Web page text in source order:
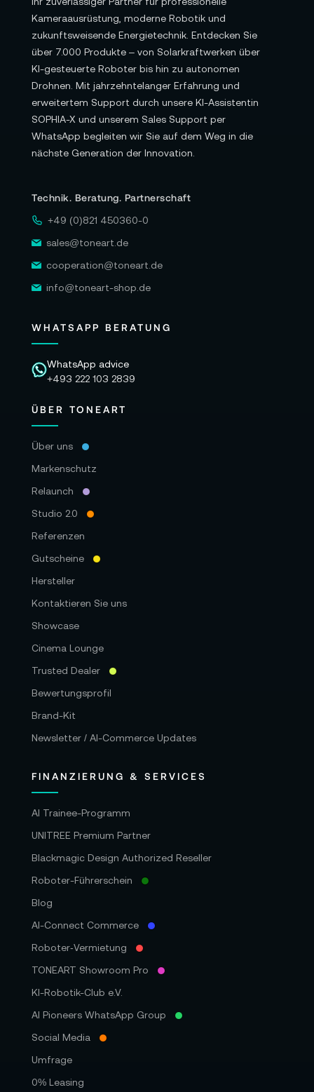
Kameraausrüstung, moderne Robotik und
zukunftsweisende Energietechnik. Entdecken Sie
über 7.000 Produkte – von Solarkraftwerken über
KI-gesteuerte Roboter bis hin zu autonomen
Drohnen. Mit jahrzehntelanger Erfahrung und
erweitertem Support durch unsere KI-Assistentin
SOPHIA-X und unserem Sales Support per
WhatsApp begleiten wir Sie auf dem Weg in die
nächste Generation der Innovation.
Technik. Beratung. Partnerschaft
+49 (0)821 450360-0
sales@toneart.de
cooperation@toneart.de
info@toneart-shop.de
WHATSAPP BERATUNG
WhatsApp advice
+493 222 103 2839
ÜBER TONEART
Über uns
Markenschutz
Relaunch
Studio 2.0
Referenzen
Gutscheine
Hersteller
Kontaktieren Sie uns
Showcase
Cinema Lounge
Trusted Dealer
Bewertungsprofil
Brand-Kit
Newsletter / AI-Commerce Updates
FINANZIERUNG & SERVICES
AI Trainee-Programm
UNITREE Premium Partner
Blackmagic Design Authorized Reseller
Roboter-Führerschein
Blog
AI-Connect Commerce
Roboter‑Vermietung
TONEART Showroom Pro
KI-Robotik-Club e.V.
AI Pioneers WhatsApp Group
Social Media
Umfrage
0% Leasing